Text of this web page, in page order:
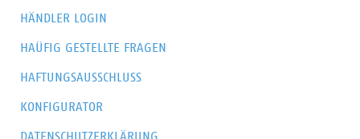
HÄNDLER LOGIN
HAÜFIG GESTELLTE FRAGEN
HAFTUNGSAUSSCHLUSS
KONFIGURATOR